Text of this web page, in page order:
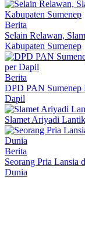
Berita
Selain Relawan,
Kabupaten Sumenep
Berita
DPD PAN Sumenep
Dapil
Slamet Ariyadi
Berita
Seorang Pria Lansia
Dunia